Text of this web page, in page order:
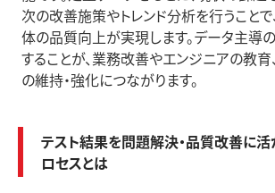
次の改善施策やトレンド分析を行うこと
体の品質向上が実現します。データ主導
することが、業務改善やエンジニアの教育
の維持・強化につながります。
テスト結果を問題解決・品質改善に
ロセスとは